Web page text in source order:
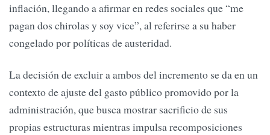
inflación, llegando a afirmar en redes sociales que “me
pagan dos chirolas y soy vice”, al referirse a su haber
congelado por políticas de austeridad.
La decisión de excluir a ambos del incremento se da en un
contexto de ajuste del gasto público promovido por la
administración, que busca mostrar sacrificio de sus
propias estructuras mientras impulsa recomposiciones